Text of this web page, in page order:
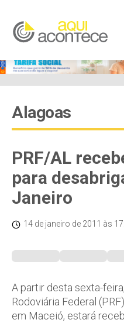
Alagoas
PRF/AL
para
Janeiro
14 de janeiro de 2011 às
A partir desta sexta-
Rodoviária Federal
em Maceió, estará